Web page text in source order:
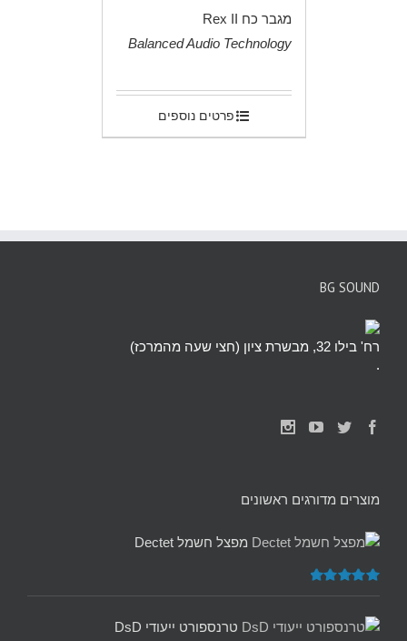
מגבר כח Rex II
Balanced Audio Technology
פרטים נוספים
BG SOUND
רח' בילו 32, מבשרת ציון (חצי שעה מהמרכז)
.
מוצרים מדורגים ראשונים
מפצל חשמל Dectet
דורג5.00
טרנספורט ייעודי DsD